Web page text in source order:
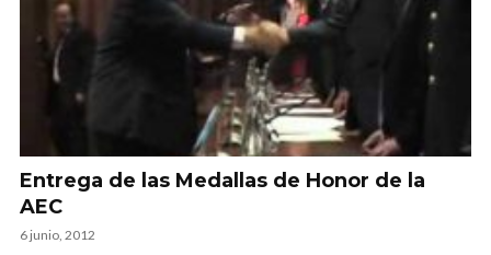
Entrega de las Medallas de Honor de la
AEC
6 junio, 2012